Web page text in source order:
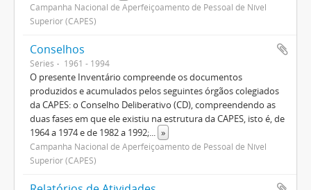
Campanha Nacional de Aperfeiçoamento de Pessoal de Nível
Superior (CAPES)
Conselhos
Séries 1961 - 1994
O presente Inventário compreende os documentos
produzidos e acumulados pelos seguintes órgãos colegiados
da CAPES: o Conselho Deliberativo (CD), compreendendo as
duas fases em que ele existiu na estrutura da CAPES, isto é, de
1964 a 1974 e de 1982 a 1992;... »
Campanha Nacional de Aperfeiçoamento de Pessoal de Nível
Superior (CAPES)